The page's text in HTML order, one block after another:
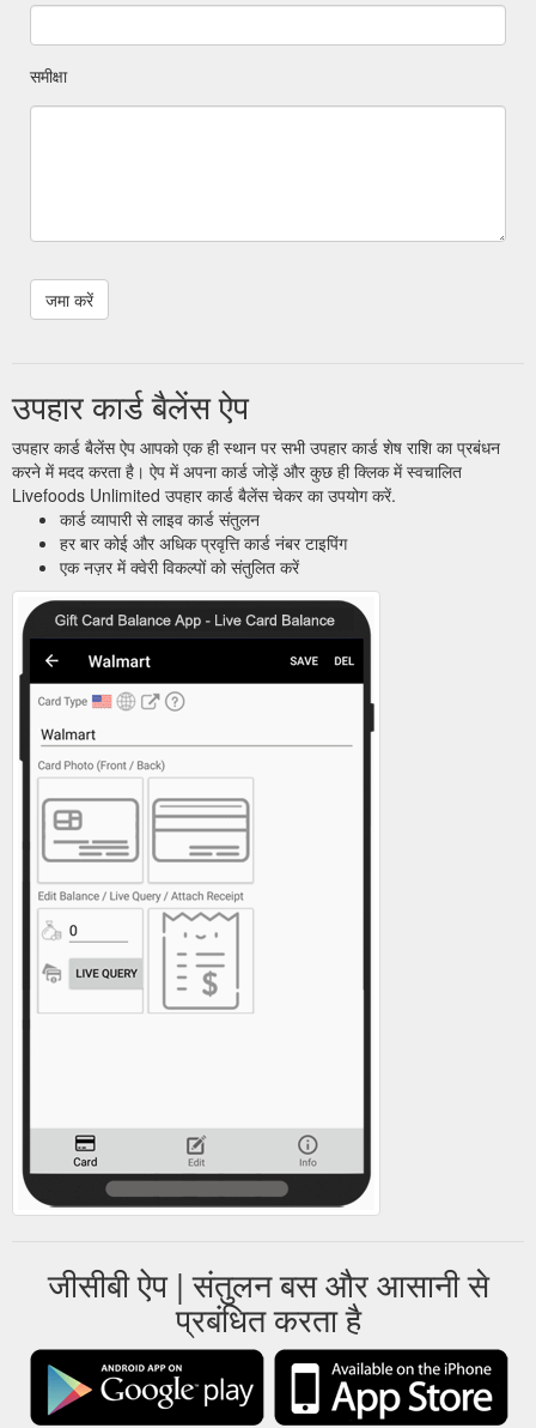
समीक्षा
उपहार कार्ड बैलेंस ऐप
उपहार कार्ड बैलेंस ऐप आपको एक ही स्थान पर सभी उपहार कार्ड शेष राशि का प्रबंधन
करने में मदद करता है। ऐप में अपना कार्ड जोड़ें और कुछ ही क्लिक में स्वचालित
Livefoods Unlimited उपहार कार्ड बैलेंस चेकर का उपयोग करें.
कार्ड व्यापारी से लाइव कार्ड संतुलन
हर बार कोई और अधिक प्रवृत्ति कार्ड नंबर टाइपिंग
एक नज़र में क्वेरी विकल्पों को संतुलित करें
जीसीबी ऐप | संतुलन बस और आसानी से
प्रबंधित करता है